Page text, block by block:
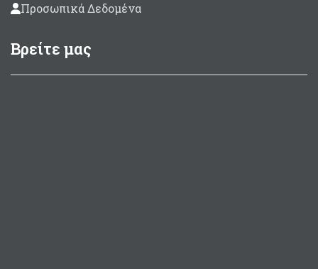
Προσωπικά Δεδομένα
Βρείτε μας